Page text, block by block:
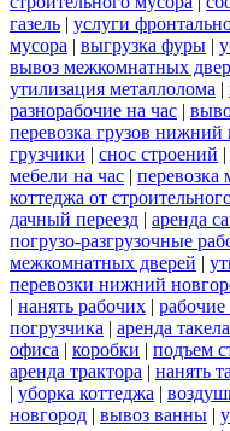
газель | услуги
мусора | выгрузка фуры |
вывоз межкомнатных
утилизация металлолома |
разнорабочие на час |
перевозка грузов нижний
грузчики | снос строений |
мебели на час | перевозка
коттеджа от
дачный переезд | аренда
погрузо-разгрузочные
межкомнатных дверей |
перевозки нижний
| нанять рабочих | рабочие
погрузчика | аренда
офиса | коробки | подъем
аренда трактора | нанять
| уборка коттеджа |
новгород | вывоз ванны |